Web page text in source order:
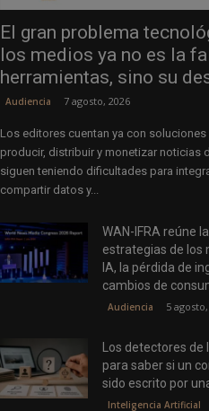
El gran problema
los medios ya no es la
herramientas, sino su
Audiencia 7 agosto, 2026
Los editores cuentan ya con
producir, distribuir y monetizar noticias
siguen teniendo dificultades para
compartir datos y...
WAN-IFRA reúne
estrategias de los
IA, la pérdida de
cambios de
Audiencia 5
Los detectores de
para saber si un
sido escrito por
Inteligencia Artificial